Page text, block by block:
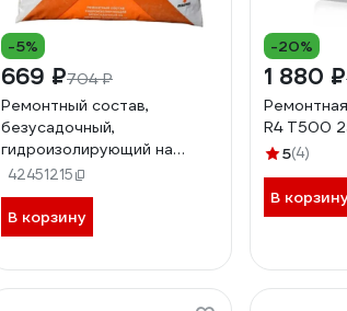
-5%
669 ₽704 ₽
Ремонтный состав,
безусадочный,
гидроизолирующий на
крупном заполнителе
Акватрон «-3» 5кг 90115
42451215
В корзину
-20%
1 880 ₽
R4 T500
5(4)
В корзину